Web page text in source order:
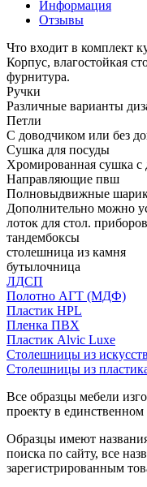
Информация
Отзывы
Что входит в комплект
Корпус, влагостойкая
фурнитура.
Ручки
Различные варианты
Петли
С доводчиком или без
Сушка для посуды
Хромированная сушка
Направляющие пвш
Полновыдвижные
Дополнительно можно
лоток для стол. приборов
тандембоксы
столешница из камня
бутылочница
ЛДСП
Полотно АГТ (МДФ)
Пластик HPL
Пленка ПВХ
Пластик Alvic Luxe
Столешницы из
Столешницы из
Все образцы мебели
проекту в единственном
Образцы имеют
поиска по сайту, все
зарегистрированным